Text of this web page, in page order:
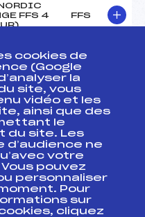
FFS 4
FFS
FFS 4
FFS
–
FFS
FFS
FFS
FFS
de
cookies de
(Google
la
site, vous
vidéo et les
ainsi que des
le
du site. Les
d’audience ne
votre
pouvez
personnaliser
Pour
sur
cliquez